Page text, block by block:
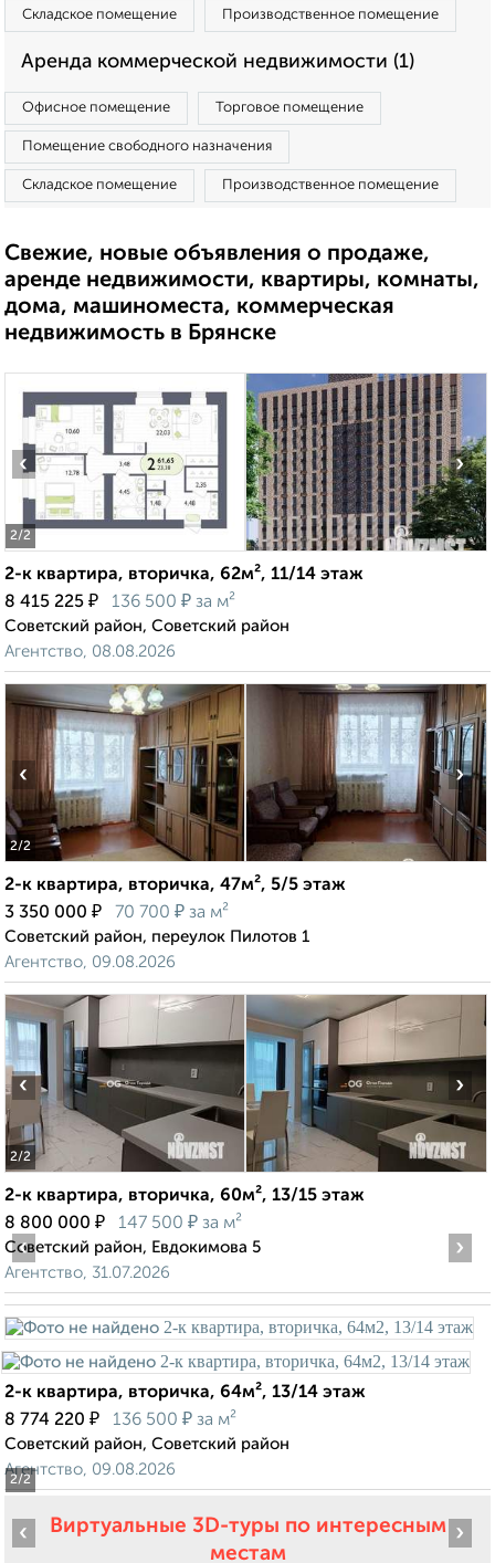
Складское помещение Производственное помещение
Аренда коммерческой недвижимости (1)
Офисное помещение Торговое помещение
Помещение свободного назначения
Складское помещение Производственное помещение
Свежие, новые объявления о продаже,
аренде недвижимости, квартиры, комнаты,
дома, машиноместа, коммерческая
недвижимость в Брянске
2/2
‹ ›
2-к квартира, вторичка, 62м², 11/14 этаж
8 415 225 ₽ 136 500 ₽ за м²
Советский район, Советский район
Агентство, 08.08.2026
2/2
‹ ›
2-к квартира, вторичка, 47м², 5/5 этаж
3 350 000 ₽ 70 700 ₽ за м²
Советский район, переулок Пилотов 1
Агентство, 09.08.2026
2/2
‹ ›
2-к квартира, вторичка, 60м², 13/15 этаж
8 800 000 ₽ 147 500 ₽ за м²
Советский район, Евдокимова 5
Агентство, 31.07.2026
2/2
‹ ›
2-к квартира, вторичка, 64м², 13/14 этаж
8 774 220 ₽ 136 500 ₽ за м²
Советский район, Советский район
Агентство, 09.08.2026
Виртуальные 3D-туры по интересным
местам
‹ ›